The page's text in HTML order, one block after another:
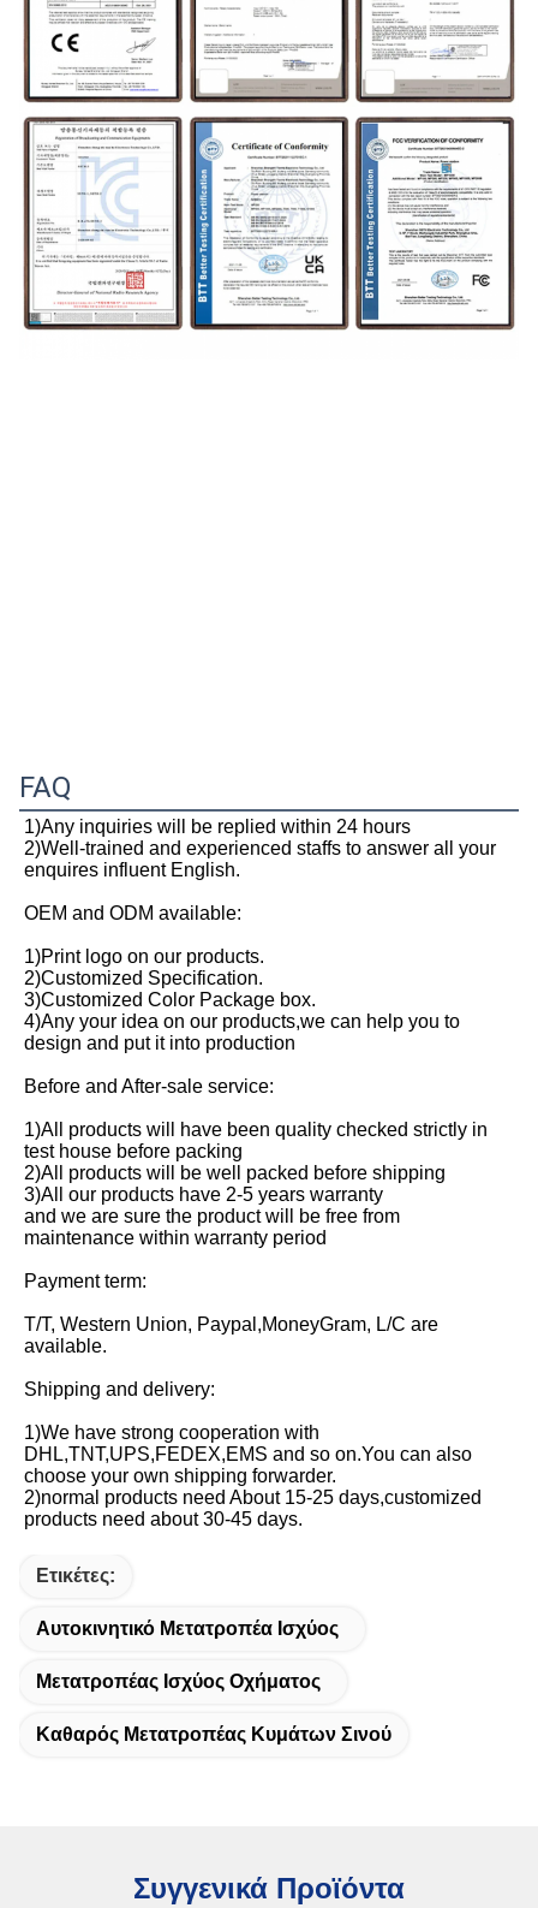
FAQ
1)Any inquiries will be replied within 24 hours
2)Well-trained and experienced staffs to answer all your
enquires influent English.
OEM and ODM available:
1)Print logo on our products.
2)Customized Specification.
3)Customized Color Package box.
4)Any your idea on our products,we can help you to
design and put it into production
Before and After-sale service:
1)All products will have been quality checked strictly in
test house before packing
2)All products will be well packed before shipping
3)All our products have 2-5 years warranty
and we are sure the product will be free from
maintenance within warranty period
Payment term:
T/T, Western Union, Paypal,MoneyGram, L/C are
available.
Shipping and delivery:
1)We have strong cooperation with
DHL,TNT,UPS,FEDEX,EMS and so on.You can also
choose your own shipping forwarder.
2)normal products need About 15-25 days,customized
products need about 30-45 days.
Ετικέτες:
Αυτοκινητικό Μετατροπέα Ισχύος
Μετατροπέας Ισχύος Οχήματος
Καθαρός Μετατροπέας Κυμάτων Σινού
Συγγενικά Προϊόντα